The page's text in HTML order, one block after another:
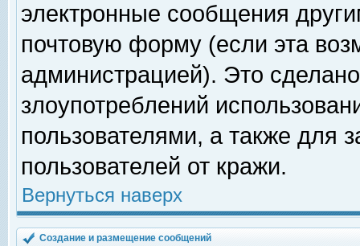
электронные сообщения
почтовую форму (если эта
администрацией). Это
злоупотреблений
пользователями, а также для
пользователей от кражи.
Вернуться наверх
Создание и размещение сообщений